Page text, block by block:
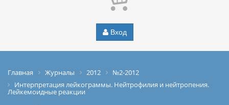
Вход
Главная Журналы 2012
№2-2012
Интерпретация лейкограммы. Нейтрофилия и нейтропения.
Лейкемоидные реакции